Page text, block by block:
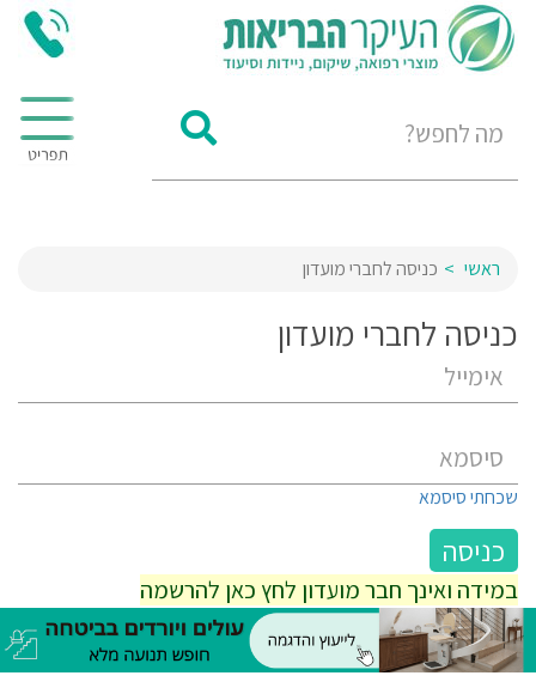
ראשי כניסה לחברי מועדון
כניסה לחברי מועדון
שכחתי סיסמא
במידה ואינך חבר מועדון לחץ כאן להרשמה